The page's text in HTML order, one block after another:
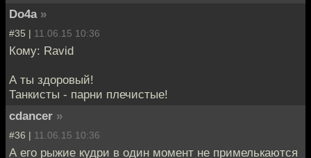
Do4a »
#35 | 11.06.15 10:36
Кому: Ravid
А ты здоровый!
Танкисты - парни плечистые!
cdancer »
#36 | 11.06.15 10:36
А его рыжие кудри в один момент не примелькаются